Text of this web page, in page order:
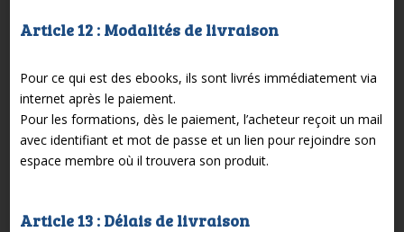
Article 12 : Modalités de livraison
Pour ce qui est des ebooks, ils sont livrés immédiatement via
internet après le paiement.
Pour les formations, dès le paiement, l’acheteur reçoit un mail
avec identifiant et mot de passe et un lien pour rejoindre son
espace membre où il trouvera son produit.
Article 13 : Délais de livraison